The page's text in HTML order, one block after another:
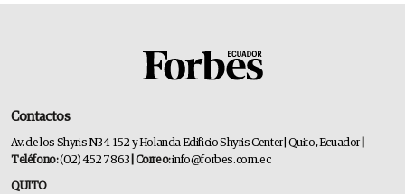
Contactos
Av. de los Shyris N34-152 y Holanda Edificio Shyris Center | Quito, Ecuador
Teléfono:(02) 452 7863 | Correo:info@forbes.com.ec
QUITO